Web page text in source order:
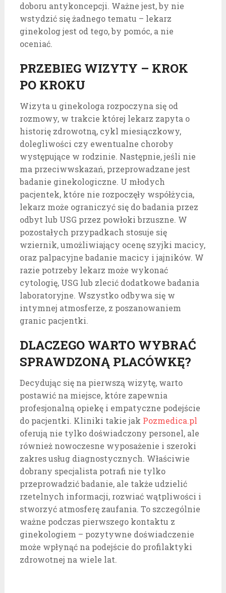
doboru antykoncepcji. Ważne jest, by nie
wstydzić się żadnego tematu – lekarz
ginekolog jest od tego, by pomóc, a nie
oceniać.
PRZEBIEG WIZYTY – KROK
PO KROKU
Wizyta u ginekologa rozpoczyna się od
rozmowy, w trakcie której lekarz zapyta o
historię zdrowotną, cykl miesiączkowy,
dolegliwości czy ewentualne choroby
występujące w rodzinie. Następnie, jeśli nie
ma przeciwwskazań, przeprowadzane jest
badanie ginekologiczne. U młodych
pacjentek, które nie rozpoczęły współżycia,
lekarz może ograniczyć się do badania przez
odbyt lub USG przez powłoki brzuszne. W
pozostałych przypadkach stosuje się
wziernik, umożliwiający ocenę szyjki macicy,
oraz palpacyjne badanie macicy i jajników. W
razie potrzeby lekarz może wykonać
cytologię, USG lub zlecić dodatkowe badania
laboratoryjne. Wszystko odbywa się w
intymnej atmosferze, z poszanowaniem
granic pacjentki.
DLACZEGO WARTO WYBRAĆ
SPRAWDZONĄ PLACÓWKĘ?
Decydując się na pierwszą wizytę, warto
postawić na miejsce, które zapewnia
profesjonalną opiekę i empatyczne podejście
do pacjentki. Kliniki takie jak Pozmedica.pl
oferują nie tylko doświadczony personel, ale
również nowoczesne wyposażenie i szeroki
zakres usług diagnostycznych. Właściwie
dobrany specjalista potrafi nie tylko
przeprowadzić badanie, ale także udzielić
rzetelnych informacji, rozwiać wątpliwości i
stworzyć atmosferę zaufania. To szczególnie
ważne podczas pierwszego kontaktu z
ginekologiem – pozytywne doświadczenie
może wpłynąć na podejście do profilaktyki
zdrowotnej na wiele lat.